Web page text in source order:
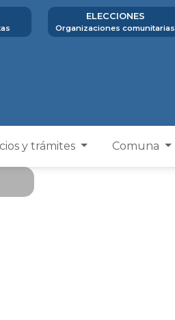
ELECCIONES
Organizaciones comunitarias
y trámites Comuna